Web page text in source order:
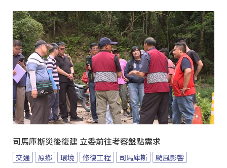
司馬庫斯災後復建 立委前往考察盤點需求
交通 原鄉 環境 修復工程 司馬庫斯 颱風影響